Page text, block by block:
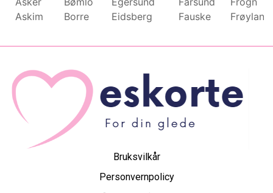
Askim
Borre
Eidsberg
Fauske
Frøyland
Bruksvilkår
Personvernpolicy